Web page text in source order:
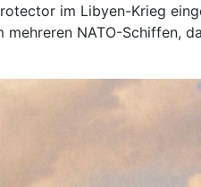
im Libyen-Krieg
NATO-Schiffen,